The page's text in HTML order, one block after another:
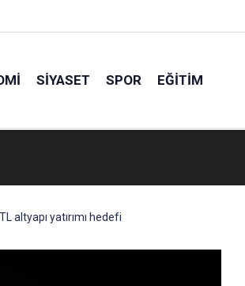
SIYASET SPOR EĞITIM
altyapı yatırımı hedefi